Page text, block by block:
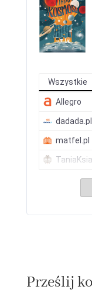
Wszystkie
Allegro
dadada.pl
matfel.pl
Prześlij